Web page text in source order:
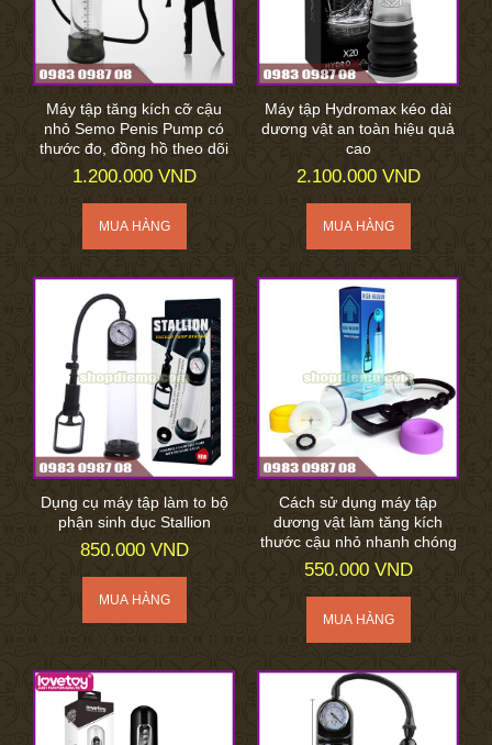
Máy tập tăng kích cỡ cậu
nhỏ Semo Penis Pump có
thước đo, đồng hồ theo dõi
1.200.000 VND
Máy tập Hydromax kéo dài
dương vật an toàn hiệu quả
cao
2.100.000 VND
Dụng cụ máy tập làm to bộ
phận sinh dục Stallion
850.000 VND
Cách sử dụng máy tập
dương vật làm tăng kích
thước cậu nhỏ nhanh chóng
550.000 VND